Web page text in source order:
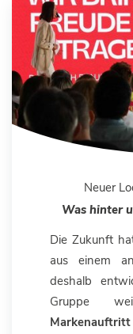
Neuer
Was hinter
Die Zukunft
aus einem
deshalb
Gruppe
Markenauftritt